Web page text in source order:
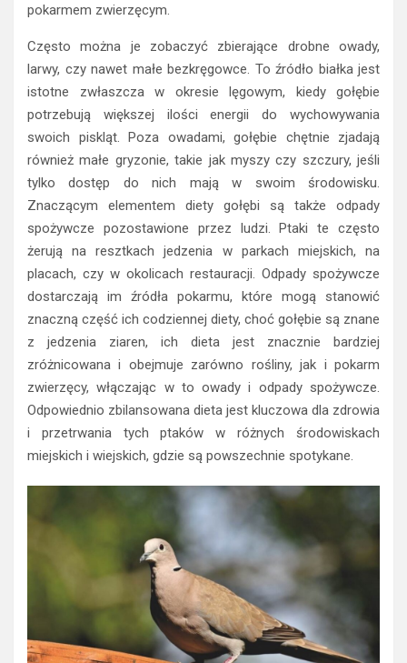
pokarmem zwierzęcym.
Często można je zobaczyć zbierające drobne owady,
larwy, czy nawet małe bezkręgowce. To źródło białka jest
istotne zwłaszcza w okresie lęgowym, kiedy gołębie
potrzebują większej ilości energii do wychowywania
swoich piskląt. Poza owadami, gołębie chętnie zjadają
również małe gryzonie, takie jak myszy czy szczury, jeśli
tylko dostęp do nich mają w swoim środowisku.
Znaczącym elementem diety gołębi są także odpady
spożywcze pozostawione przez ludzi. Ptaki te często
żerują na resztkach jedzenia w parkach miejskich, na
placach, czy w okolicach restauracji. Odpady spożywcze
dostarczają im źródła pokarmu, które mogą stanowić
znaczną część ich codziennej diety, choć gołębie są znane
z jedzenia ziaren, ich dieta jest znacznie bardziej
zróżnicowana i obejmuje zarówno rośliny, jak i pokarm
zwierzęcy, włączając w to owady i odpady spożywcze.
Odpowiednio zbilansowana dieta jest kluczowa dla zdrowia
i przetrwania tych ptaków w różnych środowiskach
miejskich i wiejskich, gdzie są powszechnie spotykane.